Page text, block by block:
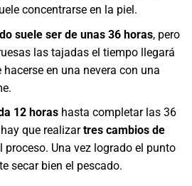
concentrarse en la piel.
suele ser de unas 36 horas, pero
las tajadas el tiempo llegará
en una nevera con una
12 horashasta completar las 36
que realizartres cambios de
proceso. Una vez logrado el punto
secar bien el pescado.